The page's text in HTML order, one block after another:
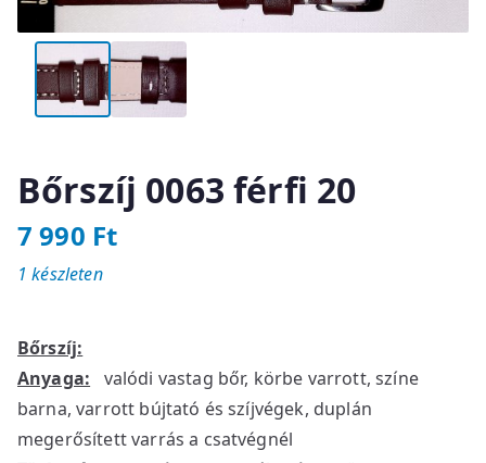
Bőrszíj 0063 férfi 20
7 990 Ft
Bőrszíj:
Anyaga: valódi vastag bőr, körbe varrott, színe
barna, varrott bújtató és szíjvégek, duplán
megerősített varrás a csatvégnél
1 készleten